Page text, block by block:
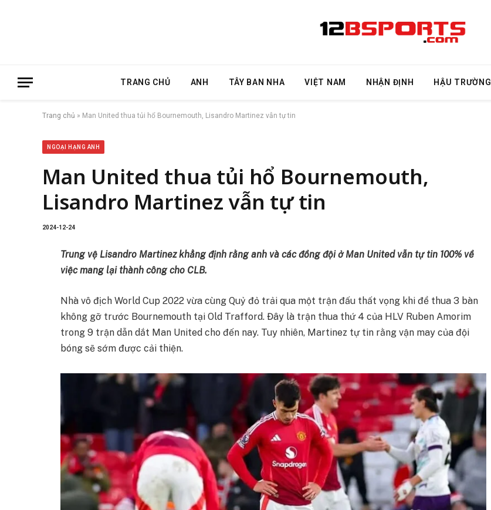
TRANG CHỦ ANH TÂY BAN NHA VIỆT NAM NHẬN ĐỊNH HẬU TRƯỜNG
Trang chủ » Man United thua tủi hổ Bournemouth, Lisandro Martinez vẫn tự tin
NGOẠI HẠNG ANH
Man United thua tủi hổ Bournemouth,
Lisandro Martinez vẫn tự tin
2024-12-24
Trung vệ Lisandro Martinez khẳng định rằng anh và các đồng đội ở Man United vẫn tự tin 100% về
việc mang lại thành công cho CLB.
Nhà vô địch World Cup 2022 vừa cùng Quỷ đỏ trải qua một trận đấu thất vọng khi để thua 3 bàn
không gỡ trước Bournemouth tại Old Trafford. Đây là trận thua thứ 4 của HLV Ruben Amorim
trong 9 trận dẫn dắt Man United cho đến nay. Tuy nhiên, Martinez tự tin rằng vận may của đội
bóng sẽ sớm được cải thiện.